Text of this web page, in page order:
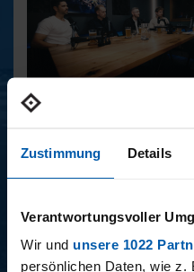
Zustimmung Details
Verantwortungsvoller
Wir und unsere 1022
persönlichen Daten, wie
15.12.2025
BUNDESLIGA